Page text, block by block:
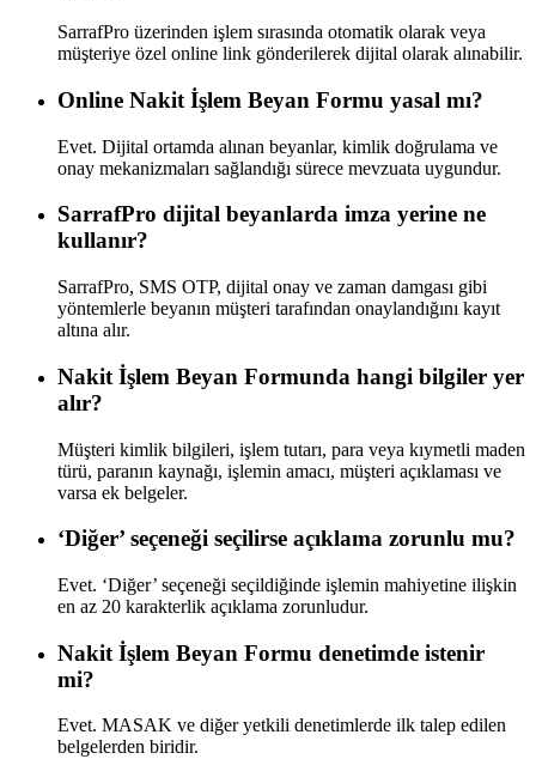
SarrafPro üzerinden işlem sırasında otomatik olarak veya
müşteriye özel online link gönderilerek dijital olarak alınabilir.
Online Nakit İşlem Beyan Formu yasal mı?
Evet. Dijital ortamda alınan beyanlar, kimlik doğrulama ve
onay mekanizmaları sağlandığı sürece mevzuata uygundur.
SarrafPro dijital beyanlarda imza yerine ne
kullanır?
SarrafPro, SMS OTP, dijital onay ve zaman damgası gibi
yöntemlerle beyanın müşteri tarafından onaylandığını kayıt
altına alır.
Nakit İşlem Beyan Formunda hangi bilgiler yer
alır?
Müşteri kimlik bilgileri, işlem tutarı, para veya kıymetli maden
türü, paranın kaynağı, işlemin amacı, müşteri açıklaması ve
varsa ek belgeler.
‘Diğer’ seçeneği seçilirse açıklama zorunlu mu?
Evet. ‘Diğer’ seçeneği seçildiğinde işlemin mahiyetine ilişkin
en az 20 karakterlik açıklama zorunludur.
Nakit İşlem Beyan Formu denetimde istenir
mi?
Evet. MASAK ve diğer yetkili denetimlerde ilk talep edilen
belgelerden biridir.